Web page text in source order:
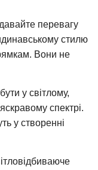
перевагу
стилю
Вони не
у світлому,
спектрі.
у створенні